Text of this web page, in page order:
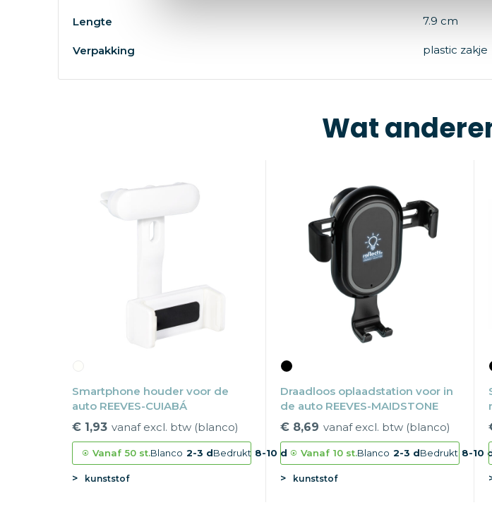
Lengte 7.9 cm
Verpakking plastic zakje
Wat
Smartphone houder voor de
auto REEVES-CUIABÁ
€ 1,93 vanaf excl. btw (blanco)
Vanaf 50 st.Blanco 2-3 dBedrukt 8-10 d
kunststof
Draadloos oplaadstation voor in
de auto REEVES-MAIDSTONE
€ 8,69 vanaf excl. btw (blanco)
Vanaf 10 st.Blanco 2-3 dBedrukt 8-10
kunststof